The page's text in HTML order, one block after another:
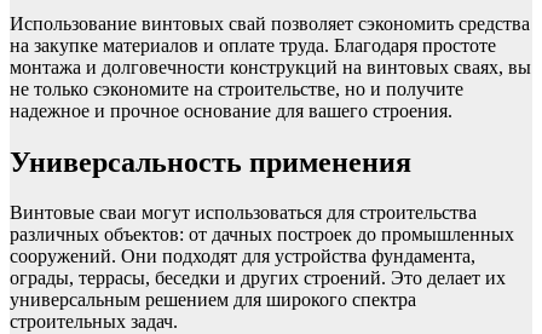
Использование винтовых свай позволяет сэкономить средства
на закупке материалов и оплате труда. Благодаря простоте
монтажа и долговечности конструкций на винтовых сваях, вы
не только сэкономите на строительстве, но и получите
надежное и прочное основание для вашего строения.
Универсальность применения
Винтовые сваи могут использоваться для строительства
различных объектов: от дачных построек до промышленных
сооружений. Они подходят для устройства фундамента,
ограды, террасы, беседки и других строений. Это делает их
универсальным решением для широкого спектра
строительных задач.